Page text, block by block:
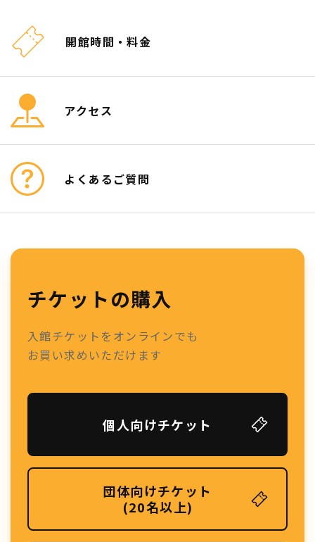
開館時間・料金
アクセス
よくあるご質問
チケットの購入
入館チケットをオンラインでも
お買い求めいただけます
個人向けチケット
団体向けチケット
(20名以上)